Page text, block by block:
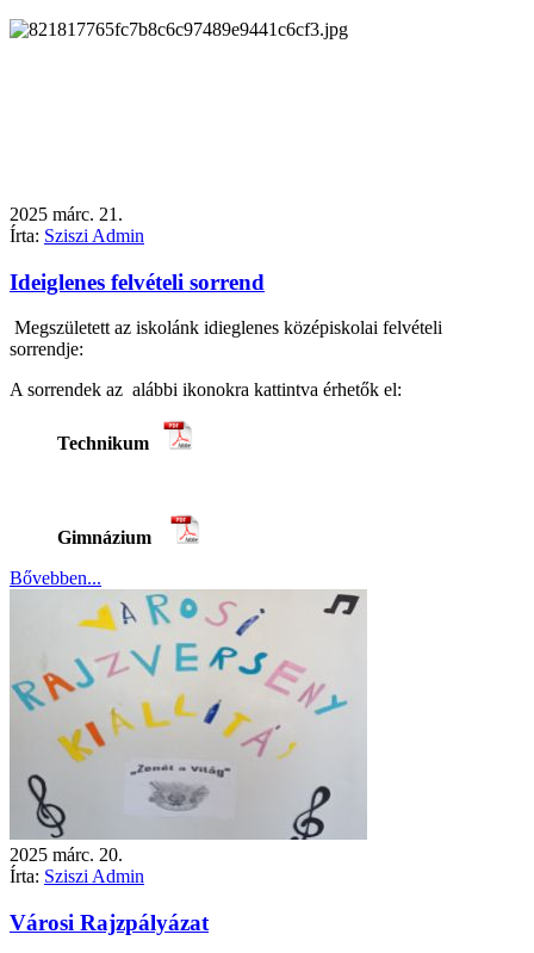
2025 márc. 21.
Írta: Sziszi Admin
Ideiglenes felvételi sorrend
Megszületett az iskolánk idieglenes középiskolai felvételi
sorrendje:
A sorrendek az alábbi ikonokra kattintva érhetők el:
Technikum
Gimnázium
Bővebben...
2025 márc. 20.
Írta: Sziszi Admin
Városi Rajzpályázat